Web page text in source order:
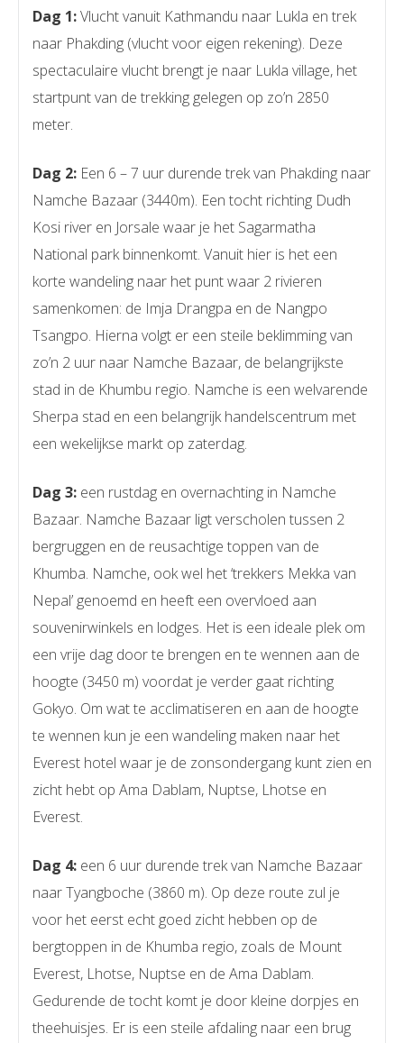
Dag 1:Vlucht vanuit Kathmandu naar Lukla en trek
naar Phakding (vlucht voor eigen rekening). Deze
spectaculaire vlucht brengt je naar Lukla village, het
startpunt van de trekking gelegen op zo’n 2850
meter.
Dag 2: Een 6 – 7 uur durende trek van Phakding naar
Namche Bazaar (3440m). Een tocht richting Dudh
Kosi river en Jorsale waar je het Sagarmatha
National park binnenkomt. Vanuit hier is het een
korte wandeling naar het punt waar 2 rivieren
samenkomen: de Imja Drangpa en de Nangpo
Tsangpo. Hierna volgt er een steile beklimming van
zo’n 2 uur naar Namche Bazaar, de belangrijkste
stad in de Khumbu regio. Namche is een welvarende
Sherpa stad en een belangrijk handelscentrum met
een wekelijkse markt op zaterdag.
Dag 3: een rustdag en overnachting in Namche
Bazaar. Namche Bazaar ligt verscholen tussen 2
bergruggen en de reusachtige toppen van de
Khumba. Namche, ook wel het ‘trekkers Mekka van
Nepal’ genoemd en heeft een overvloed aan
souvenirwinkels en lodges. Het is een ideale plek om
een vrije dag door te brengen en te wennen aan de
hoogte (3450 m) voordat je verder gaat richting
Gokyo. Om wat te acclimatiseren en aan de hoogte
te wennen kun je een wandeling maken naar het
Everest hotel waar je de zonsondergang kunt zien en
zicht hebt op Ama Dablam, Nuptse, Lhotse en
Everest.
Dag 4: een 6 uur durende trek van Namche Bazaar
naar Tyangboche (3860 m). Op deze route zul je
voor het eerst echt goed zicht hebben op de
bergtoppen in de Khumba regio, zoals de Mount
Everest, Lhotse, Nuptse en de Ama Dablam.
Gedurende de tocht komt je door kleine dorpjes en
theehuisjes. Er is een steile afdaling naar een brug